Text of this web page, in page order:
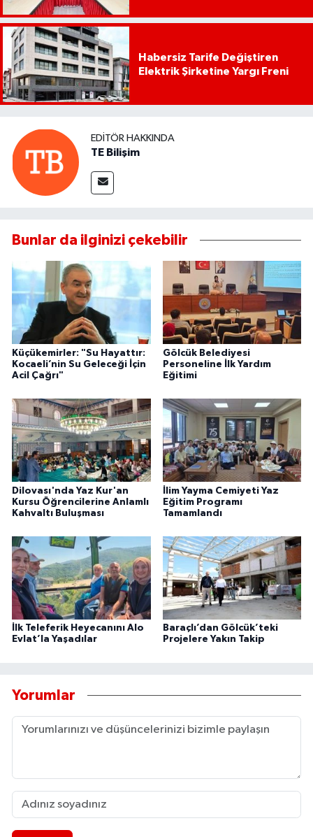
Habersiz Tarife Değiştiren
Elektrik Şirketine Yargı Freni
EDITÖR HAKKINDA
TE Bilişim
Bunlar da ilginizi çekebilir
Küçükemirler: "Su Hayattır:
Kocaeli’nin Su Geleceği İçin
Acil Çağrı"
Gölcük Belediyesi
Personeline İlk Yardım
Eğitimi
Dilovası'nda Yaz Kur'an
Kursu Öğrencilerine Anlamlı
Kahvaltı Buluşması
İlim Yayma Cemiyeti Yaz
Eğitim Programı
Tamamlandı
İlk Teleferik Heyecanını Alo
Evlat’la Yaşadılar
Baraçlı’dan Gölcük’teki
Projelere Yakın Takip
Yorumlar